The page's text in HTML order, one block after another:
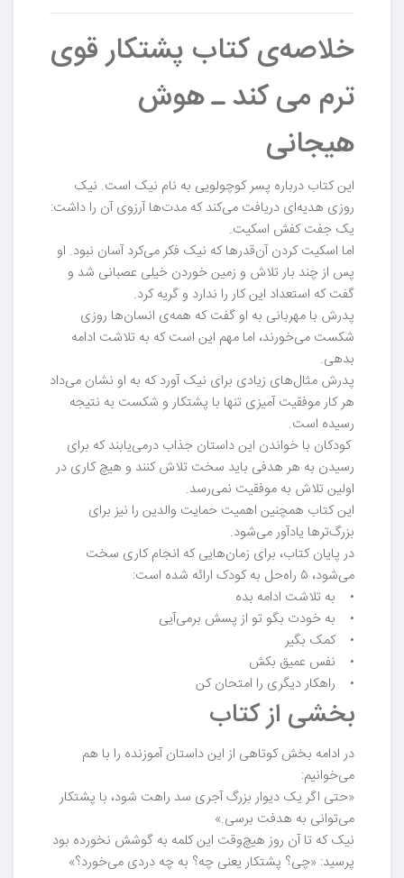
خلاصه‌ی کتاب پشتکار قوی
ترم می کند ـ هوش
هیجانی
این کتاب درباره پسر کوچولویی به نام نیک است. نیک
روزی هدیه‌ای دریافت می‌کند که مدت‌ها آرزوی آن را داشت:
یک جفت کفش اسکیت.
اما اسکیت کردن آن‌قدرها که نیک فکر می‌کرد آسان نبود. او
پس از چند بار تلاش و زمین خوردن خیلی عصبانی شد و
گفت که استعداد این کار را ندارد و گریه کرد.
پدرش با مهربانی به او گفت که همه‌ی انسان‌ها روزی
شکست می‌خورند، اما مهم این است که به تلاشت ادامه
بدهی.
پدرش مثال‌های زیادی برای نیک آورد که به او نشان می‌داد
هر کار موفقیت آمیزی تنها با پشتکار و شکست به نتیجه
رسیده است.
کودکان با خواندن این داستان جذاب درمی‌یابند که برای
رسیدن به هر هدفی باید سخت تلاش کنند و هیچ کاری در
اولین تلاش به موفقیت نمی‌رسد.
این کتاب همچنین اهمیت حمایت والدین را نیز برای
بزرگ‌ترها یادآور می‌شود.
در پایان کتاب، برای زمان‌هایی که انجام کاری سخت
می‌شود، ۵ راه‌حل به کودک ارائه شده است:
• به تلاشت ادامه بده
• به خودت بگو تو از پسش برمی‌آیی
• کمک بگیر
• نفس عمیق بکش
• راهکار دیگری را امتحان کن
بخشی از کتاب
در ادامه بخش کوتاهی از این داستان آموزنده را با هم
می‌خوانیم:
«حتی اگر یک دیوار بزرگ آجری سد راهت شود، با پشتکار
می‌توانی به هدفت برسی.»
نیک که تا آن روز هیچ‌وقت این کلمه به گوشش نخورده بود
پرسید: «چی؟ پشتکار یعنی چه؟ به چه دردی می‌خورد؟»